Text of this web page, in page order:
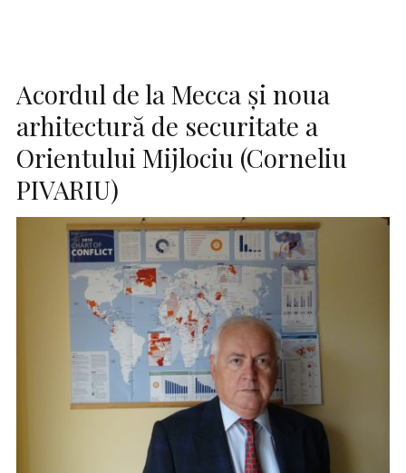
Acordul de la Mecca și noua
arhitectură de securitate a
Orientului Mijlociu (Corneliu
PIVARIU)